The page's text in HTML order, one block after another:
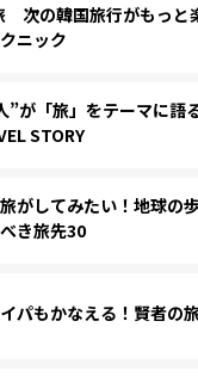
次の韓国旅行がもっと
ニック
”が「旅」をテーマに語
STORY
がしてみたい！地球の
き旅先30
パもかなえる！賢者の